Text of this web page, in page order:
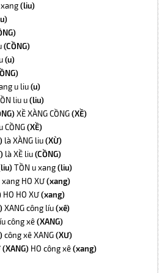
(liu)
(CỒNG)
(u)
u liu(u)
liu u(liu)
XỀ XÀNG CỒNG(XỀ)
CỒNG(XỀ)
là XÀNG liu(XỪ)
là XỀ liu(CỒNG)
TỒN u xang(liu)
HO XƯ(xang)
HO HO XƯ(xang)
XANG công líu(xê)
công xê(XANG)
công xê XANG(XƯ)
(XANG)HO công xê(xang)